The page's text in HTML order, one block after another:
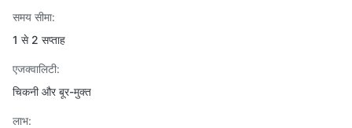
समय सीमा:
1 से 2 सप्ताह
एजक्वालिटी:
चिकनी और बूर-मुक्त
लाभ: